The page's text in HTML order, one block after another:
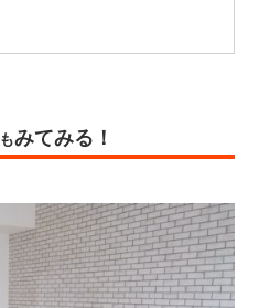
もみてみる！